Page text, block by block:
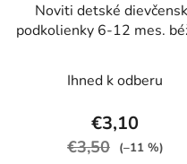
Noviti detské
podkolienky 6-12 mes.
Ihned k odberu
€3,10
€3,50 (–11 %)